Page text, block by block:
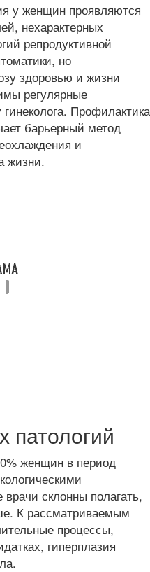
у женщин проявляются
нехарактерных
репродуктивной
но
здоровью и жизни
регулярные
Профилактика
барьерный метод
и
жизни.
патологий
женщин в период
склонны полагать,
К рассматриваемым
процессы,
гиперплазия